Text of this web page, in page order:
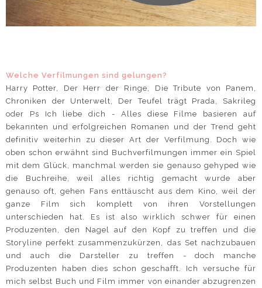
Welche Verfilmungen sind gelungen?
Harry Potter, Der Herr der Ringe, Die Tribute von Panem,
Chroniken der Unterwelt, Der Teufel trägt Prada, Sakrileg
oder Ps Ich liebe dich - Alles diese Filme basieren auf
bekannten und erfolgreichen Romanen und der Trend geht
definitiv weiterhin zu dieser Art der Verfilmung. Doch wie
oben schon erwähnt sind Buchverfilmungen immer ein Spiel
mit dem Glück, manchmal werden sie genauso gehyped wie
die Buchreihe, weil alles richtig gemacht wurde aber
genauso oft, gehen Fans enttäuscht aus dem Kino, weil der
ganze Film sich komplett von ihren Vorstellungen
unterschieden hat. Es ist also wirklich schwer für einen
Produzenten, den Nagel auf den Kopf zu treffen und die
Storyline perfekt zusammenzukürzen, das Set nachzubauen
und auch die Darsteller zu treffen - doch manche
Produzenten haben dies schon geschafft. Ich versuche für
mich selbst Buch und Film immer von einander abzugrenzen